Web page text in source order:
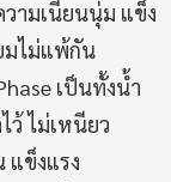
ามเนียนนุ่ม แข็ง
มไม่แพ้กัน
เป็นทั้งน้ำ
ว้ ไม่เหนียว
แข็งแรง